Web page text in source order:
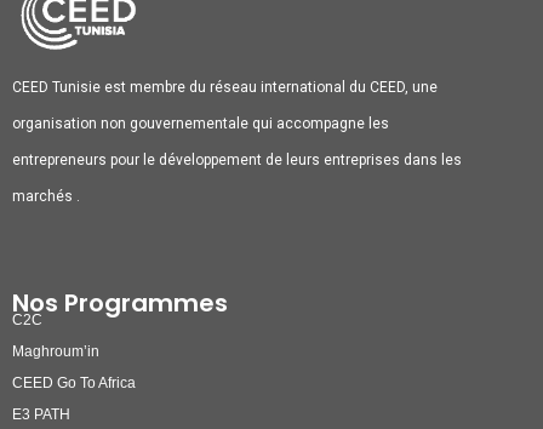
CEED Tunisie est membre du réseau international du CEED, une
organisation non gouvernementale qui accompagne les
entrepreneurs pour le développement de leurs entreprises dans les
marchés .
Nos Programmes
C2C
Maghroum’in
CEED Go To Africa
E3 PATH